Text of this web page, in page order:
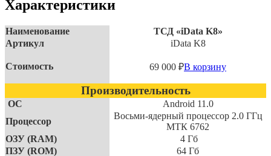
Характеристики
Наименование
ТСД «iData K8»
Артикул
iData K8
Стоимость 69 000 ₽В корзину
Производительность
ОС
Android 11.0
Процессор
Восьми-ядерный процессор 2.0 ГГц
МТК 6762
ОЗУ (RAM)
4 Гб
ПЗУ (RОM)
64 Гб